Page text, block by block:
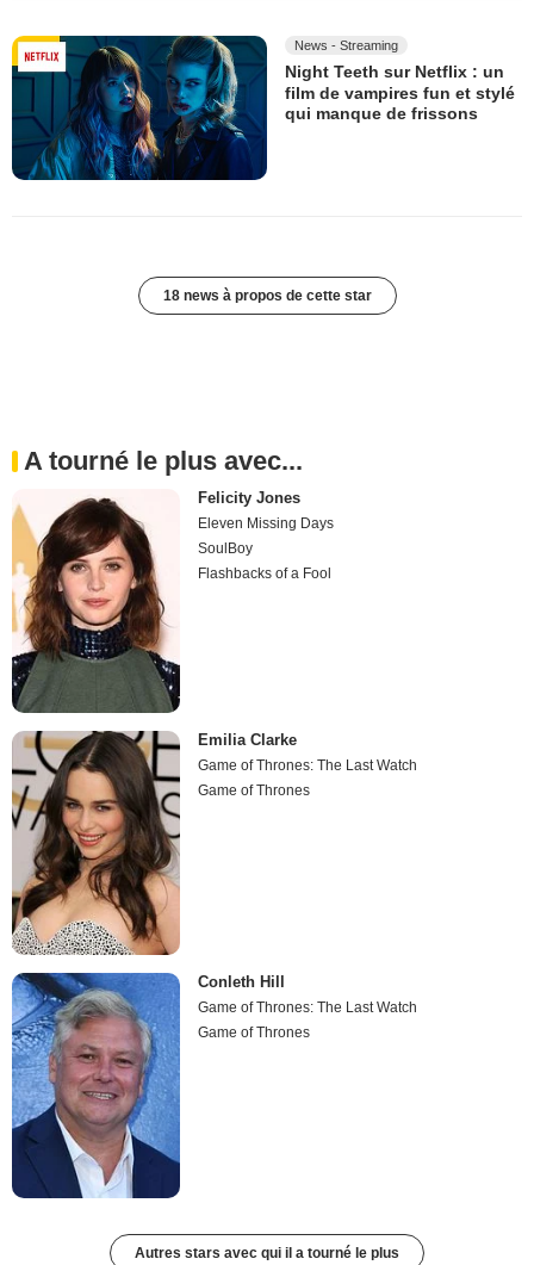
News - Streaming
Night Teeth sur Netflix : un
film de vampires fun et stylé
qui manque de frissons
18 news à propos de cette star
A tourné le plus avec...
Felicity Jones
Eleven Missing Days
SoulBoy
Flashbacks of a Fool
Emilia Clarke
Game of Thrones: The Last Watch
Game of Thrones
Conleth Hill
Game of Thrones: The Last Watch
Game of Thrones
Autres stars avec qui il a tourné le plus